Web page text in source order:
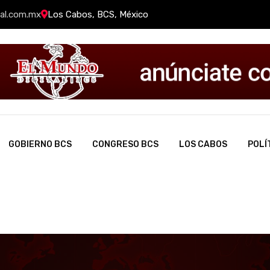
Los Cabos, BCS, México
GOBIERNO BCS CONGRESO BCS LOS CABOS